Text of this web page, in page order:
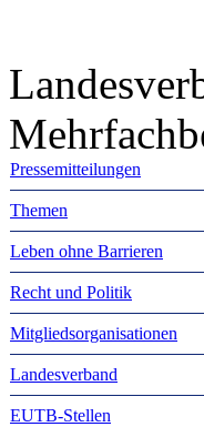
Pressemitteilungen
Themen
Leben ohne Barrieren
Recht und Politik
Mitgliedsorganisationen
Landesverband
EUTB-Stellen